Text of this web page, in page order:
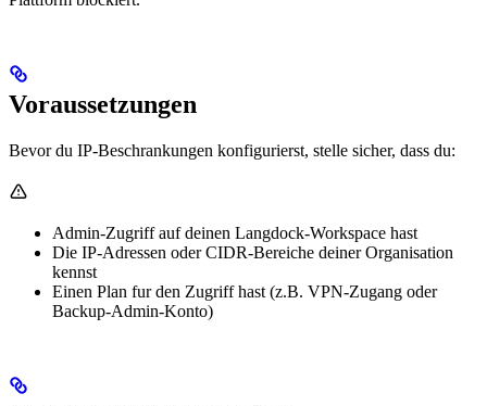
Voraussetzungen
Bevor du IP-Beschrankungen konfigurierst, stelle sicher, dass du:
Admin-Zugriff auf deinen Langdock-Workspace hast
Die IP-Adressen oder CIDR-Bereiche deiner Organisation
kennst
Einen Plan fur den Zugriff hast (z.B. VPN-Zugang oder
Backup-Admin-Konto)